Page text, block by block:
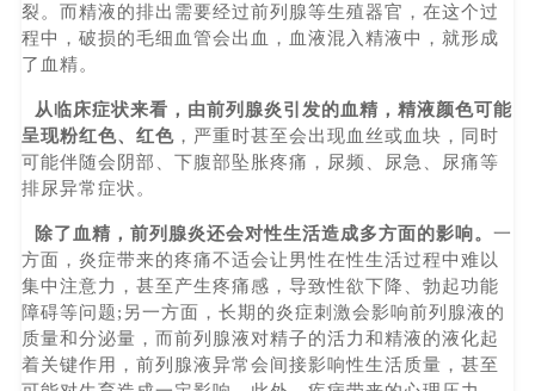
裂。而精液的排出需要经过前列腺等生殖器官，在这个过
程中，破损的毛细血管会出血，血液混入精液中，就形成
了血精。
从临床症状来看，由前列腺炎引发的血精，精液颜色可能
呈现粉红色、红色，严重时甚至会出现血丝或血块，同时
可能伴随会阴部、下腹部坠胀疼痛，尿频、尿急、尿痛等
排尿异常症状。
除了血精，前列腺炎还会对性生活造成多方面的影响。一
方面，炎症带来的疼痛不适会让男性在性生活过程中难以
集中注意力，甚至产生疼痛感，导致性欲下降、勃起功能
障碍等问题;另一方面，长期的炎症刺激会影响前列腺液的
质量和分泌量，而前列腺液对精子的活力和精液的液化起
着关键作用，前列腺液异常会间接影响性生活质量，甚至